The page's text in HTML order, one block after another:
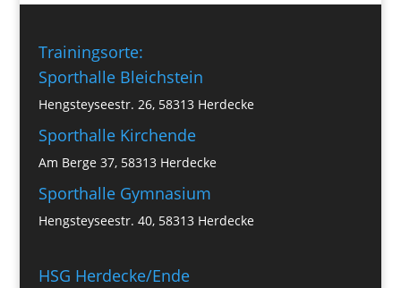
Trainingsorte:
Sporthalle Bleichstein
Hengsteyseestr. 26, 58313 Herdecke
Sporthalle Kirchende
Am Berge 37, 58313 Herdecke
Sporthalle Gymnasium
Hengsteyseestr. 40, 58313 Herdecke
HSG Herdecke/Ende